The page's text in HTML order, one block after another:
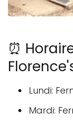
⏰
Lundi:
Mardi: